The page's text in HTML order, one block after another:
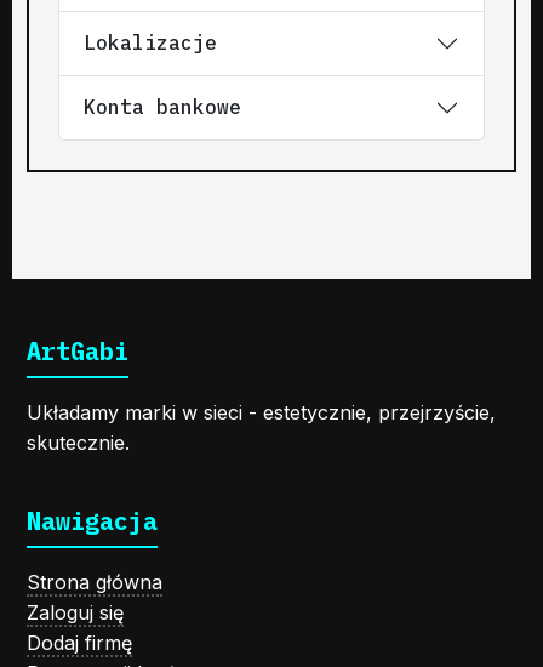
Lokalizacje
Konta bankowe
ArtGabi
Układamy marki w sieci - estetycznie, przejrzyście,
skutecznie.
Nawigacja
Strona główna
Zaloguj się
Dodaj firmę